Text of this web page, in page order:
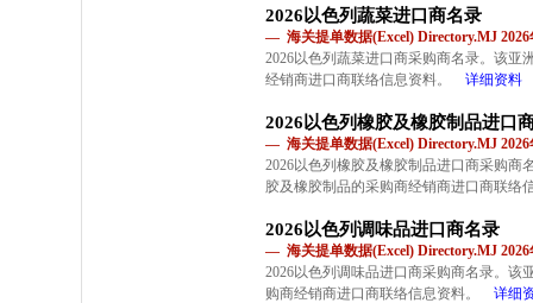
2026以色列蔬菜进口商名录
— 海关提单数据(Excel) Directory.MJ 2026
2026以色列蔬菜进口商采购商名录。该亚
经销商进口商联络信息资料。
详细资料
2026以色列橡胶及橡胶制品进口
— 海关提单数据(Excel) Directory.MJ 2026
2026以色列橡胶及橡胶制品进口商采购商
胶及橡胶制品的采购商经销商进口商联络
2026以色列调味品进口商名录
— 海关提单数据(Excel) Directory.MJ 2026
2026以色列调味品进口商采购商名录。该
购商经销商进口商联络信息资料。
详细